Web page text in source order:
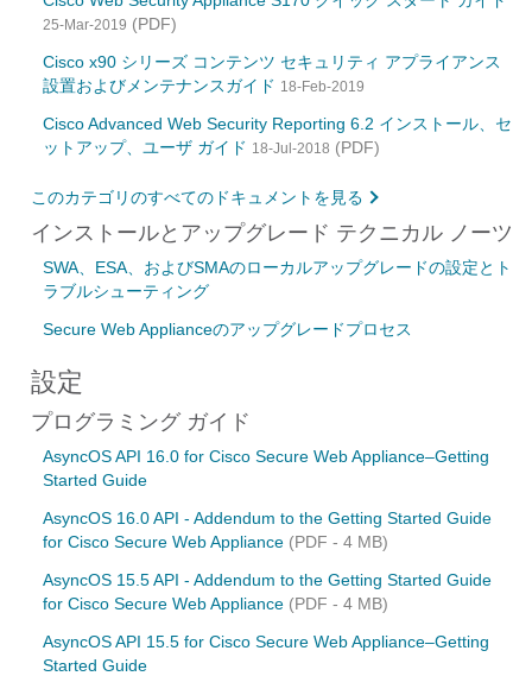
25-Mar-2019 (PDF)
Cisco x90 シリーズ コンテンツ セキュリティ アプライアンス
設置およびメンテナンスガイド 18-Feb-2019
Cisco Advanced Web Security Reporting 6.2 インストール、セ
ットアップ、ユーザ ガイド 18-Jul-2018 (PDF)
このカテゴリのすべてのドキュメントを見る
インストールとアップグレード テクニカル ノーツ
SWA、ESA、およびSMAのローカルアップグレードの設定とト
ラブルシューティング
Secure Web Applianceのアップグレードプロセス
設定
プログラミング ガイド
AsyncOS API 16.0 for Cisco Secure Web Appliance–Getting
Started Guide
AsyncOS 16.0 API - Addendum to the Getting Started Guide
for Cisco Secure Web Appliance (PDF - 4 MB)
AsyncOS 15.5 API - Addendum to the Getting Started Guide
for Cisco Secure Web Appliance (PDF - 4 MB)
AsyncOS API 15.5 for Cisco Secure Web Appliance–Getting
Started Guide